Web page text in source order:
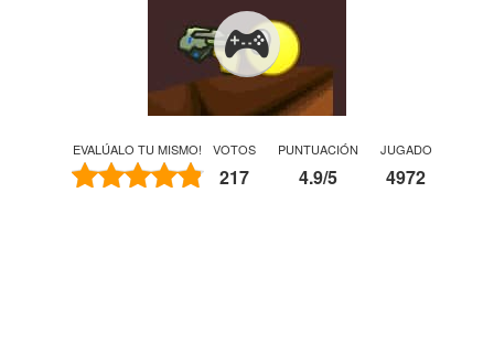
Fútbol
EVALÚALO TU MISMO! VOTOS
217
PUNTUACIÓN
4.9/5
JUGADO
4972